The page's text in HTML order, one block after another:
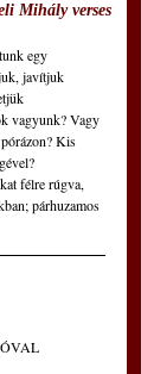
Mihály verses
egy
javítjuk
vagyunk? Vagy
Kis
félre rúgva,
párhuzamos